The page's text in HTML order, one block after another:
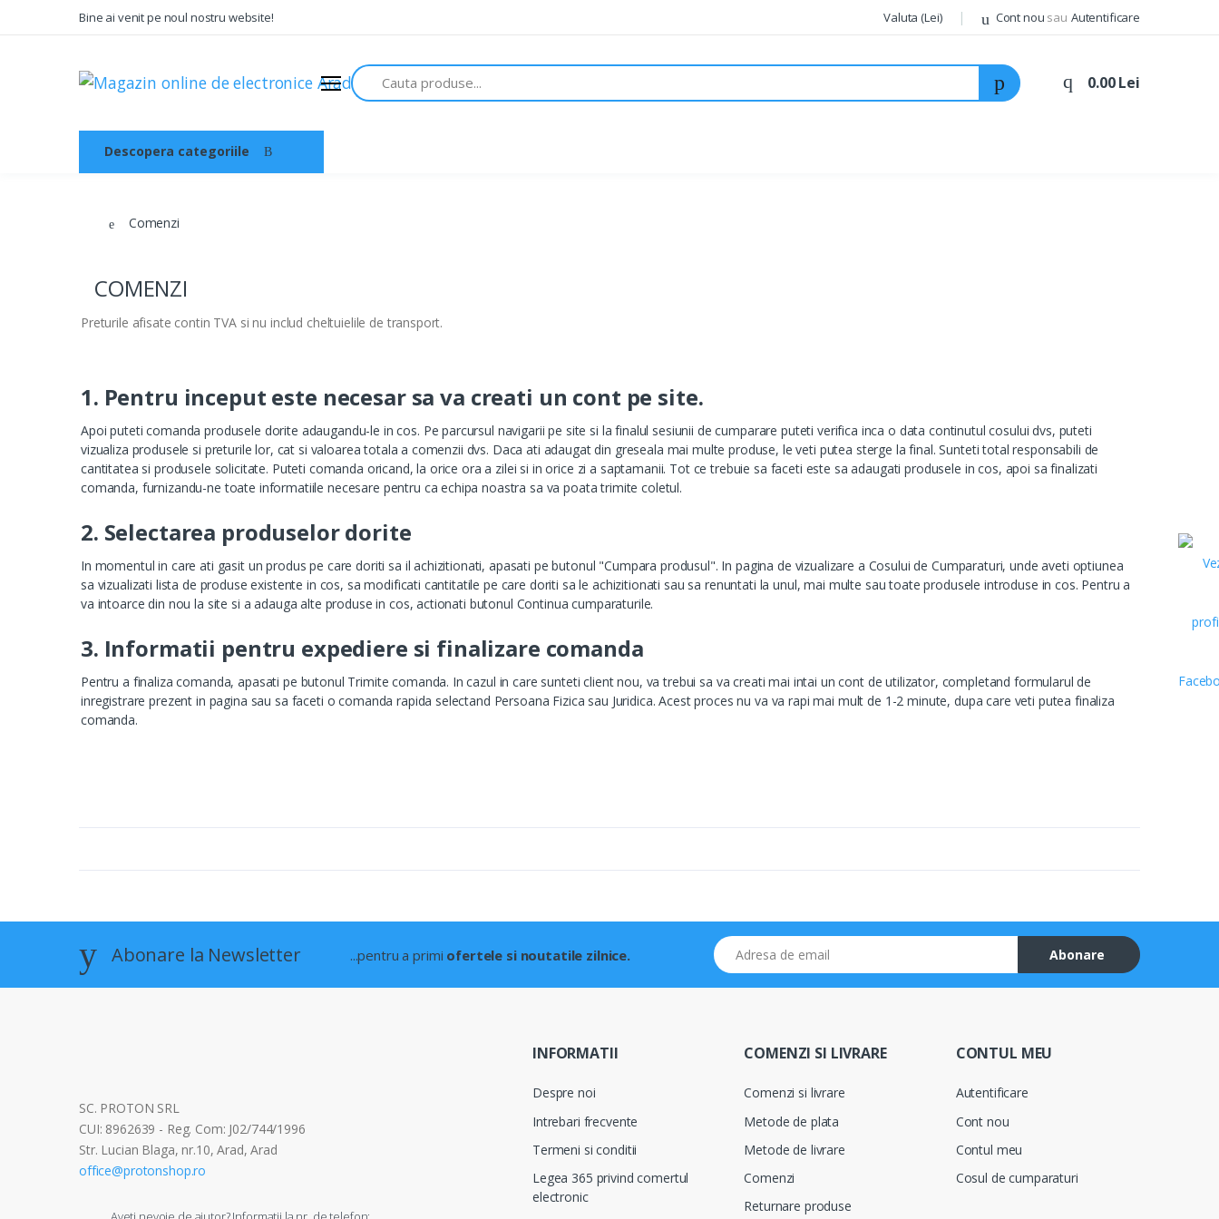
Bine ai venit pe noul nostru website! Valuta (Lei) Cont nou sau Autentificare
Sisteme de securitate si
automatizari
Electrice , surse de alimentare si
Scule si dispozitive
Search 0.00 Lei
Descopera categoriile
Comenzi
COMENZI
Preturile afisate contin TVA si nu includ cheltuielile de transport.
1. Pentru inceput este necesar sa va creati un cont pe site.
Apoi puteti comanda produsele dorite adaugandu-le in cos. Pe parcursul navigarii pe site si la finalul sesiunii de cumparare puteti verifica inca o data continutul cosului dvs, puteti
vizualiza produsele si preturile lor, cat si valoarea totala a comenzii dvs. Daca ati adaugat din greseala mai multe produse, le veti putea sterge la final. Sunteti total responsabili de
cantitatea si produsele solicitate. Puteti comanda oricand, la orice ora a zilei si in orice zi a saptamanii. Tot ce trebuie sa faceti este sa adaugati produsele in cos, apoi sa finalizati
comanda, furnizandu-ne toate informatiile necesare pentru ca echipa noastra sa va poata trimite coletul.
2. Selectarea produselor dorite
In momentul in care ati gasit un produs pe care doriti sa il achizitionati, apasati pe butonul "Cumpara produsul". In pagina de vizualizare a Cosului de Cumparaturi, unde aveti optiunea
sa vizualizati lista de produse existente in cos, sa modificati cantitatile pe care doriti sa le achizitionati sau sa renuntati la unul, mai multe sau toate produsele introduse in cos. Pentru a
va intoarce din nou la site si a adauga alte produse in cos, actionati butonul Continua cumparaturile.
3. Informatii pentru expediere si finalizare comanda
Pentru a finaliza comanda, apasati pe butonul Trimite comanda. In cazul in care sunteti client nou, va trebui sa va creati mai intai un cont de utilizator, completand formularul de
inregistrare prezent in pagina sau sa faceti o comanda rapida selectand Persoana Fizica sau Juridica. Acest proces nu va va rapi mai mult de 1-2 minute, dupa care veti putea finaliza
comanda.
Abonare la Newsletter ...pentru a primi ofertele si noutatile zilnice.
Adresa de email
Abonare
SC. PROTON SRL
CUI: 8962639 - Reg. Com: J02/744/1996
Str. Lucian Blaga, nr.10, Arad, Arad
office@protonshop.ro
INFORMATII
Despre noi
Intrebari frecvente
Termeni si conditii
Legea 365 privind comertul
electronic
COMENZI SI LIVRARE
Comenzi si livrare
Metode de plata
Metode de livrare
Comenzi
Returnare produse
CONTUL MEU
Autentificare
Cont nou
Contul meu
Cosul de cumparaturi